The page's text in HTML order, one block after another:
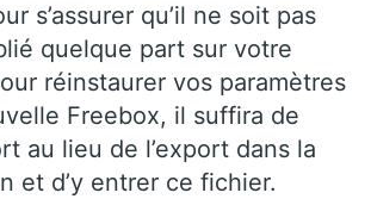
s’assurer qu’il ne soit pas
quelque part sur votre
réinstaurer vos paramètres
Freebox, il suffira de
au lieu de l’export dans la
et d’y entrer ce fichier.